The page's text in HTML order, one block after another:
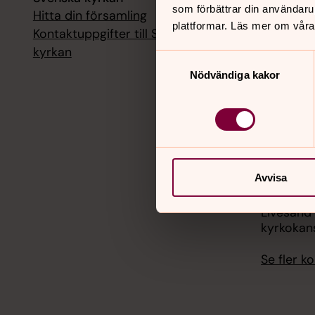
som förbättrar din
plattformar. Läs mer om
Nödvändiga kakor
Avvisa
Hitta din församling
Kontaktuppgifter till Svenska
kyrkan
1
Se fler